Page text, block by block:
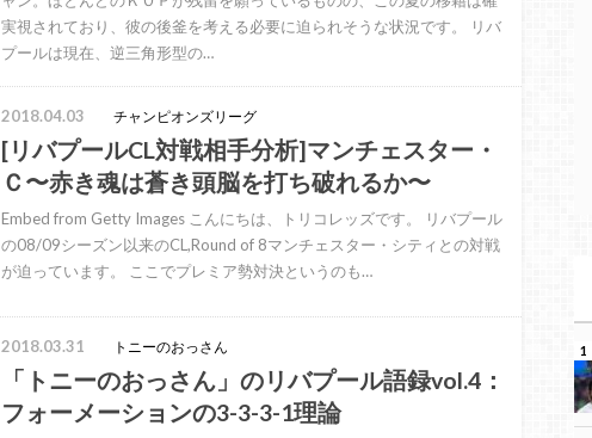
実視されており、彼の後釜を考える必要に迫られそうな状況です。 リバ
プールは現在、逆三角形型の…
2018.04.03 チャンピオンズリーグ
[リバプールCL対戦相手分析]マンチェスター・
Ｃ〜赤き魂は蒼き頭脳を打ち破れるか〜
Embed from Getty Images こんにちは、トリコレッズです。 リバプール
の08/09シーズン以来のCL,Round of 8マンチェスター・シティとの対戦
が迫っています。 ここでプレミア勢対決というのも…
2018.03.31 トニーのおっさん
「トニーのおっさん」のリバプール語録vol.4：
フォーメーションの3-3-3-1理論